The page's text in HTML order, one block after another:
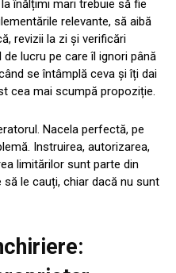
înălțimi mari trebuie să fie
relevante, să aibă
revizii la zi și verificări
lucru pe care îl ignori până
se întâmplă ceva și îți dai
cea mai scumpă propoziție.
Nacela perfectă, pe
Instruirea, autorizarea,
limitărilor sunt parte din
să le cauți, chiar dacă nu sunt